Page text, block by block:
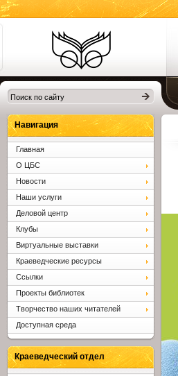
Библиотеки
Клина. Клинская
ЦБС.
Навигация
Главная
О ЦБС
Новости
Наши услуги
Деловой центр
Клубы
Виртуальные выставки
Краеведческие ресурсы
Ссылки
Проекты библиотек
Творчество наших читателей
Доступная среда
Краеведческий отдел